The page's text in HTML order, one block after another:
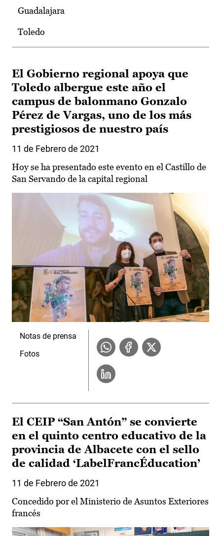
Guadalajara
Toledo
El Gobierno regional apoya que
Toledo albergue este año el
campus de balonmano Gonzalo
Pérez de Vargas, uno de los más
prestigiosos de nuestro país
11 de Febrero de 2021
Hoy se ha presentado este evento en el Castillo de
San Servando de la capital regional
Notas de prensa
Fotos
El CEIP “San Antón” se convierte
en el quinto centro educativo de la
provincia de Albacete con el sello
de calidad ‘LabelFrancÉducation’
11 de Febrero de 2021
Concedido por el Ministerio de Asuntos Exteriores
francés